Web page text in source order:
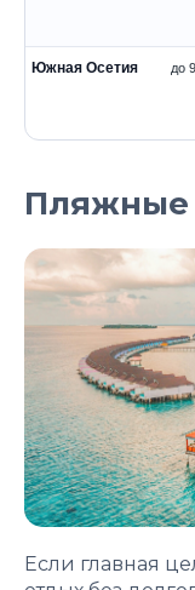
Южная Осетия до
Пляжные
Если главная